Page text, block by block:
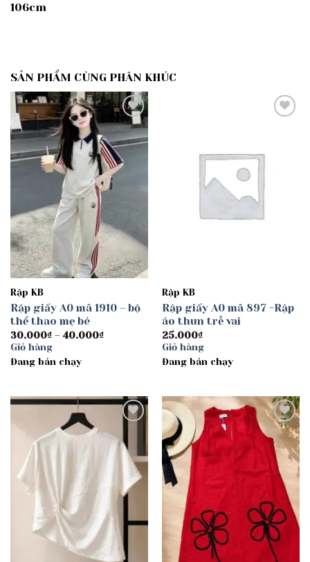
106cm
SẢN PHẨM CÙNG PHÂN KHÚC
Add to
wishlist
Rập KB
Rập giấy A0 mã 1910 – bộ
thể thao mẹ bé
30.000₫ – 40.000₫Khoảng
Giỏ hàng
Đang bán chạy
Rập KB
Rập giấy A0 mã 897 -Rập
áo thun trễ vai
25.000₫
Giỏ hàng
Đang bán chạy
wishlist
Add to
wishlist